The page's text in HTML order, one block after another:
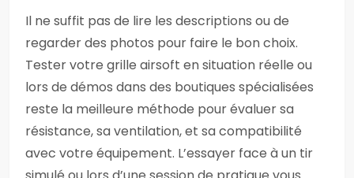
Il ne suffit pas de lire les descriptions ou de
regarder des photos pour faire le bon choix.
Tester votre grille airsoft en situation réelle ou
lors de démos dans des boutiques spécialisées
reste la meilleure méthode pour évaluer sa
résistance, sa ventilation, et sa compatibilité
avec votre équipement. L’essayer face à un tir